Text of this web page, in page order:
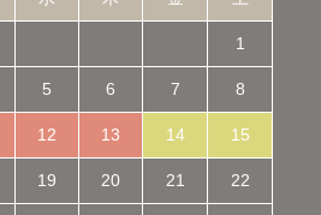
1
5 6 7 8
12 13 14 15
19 20 21 22